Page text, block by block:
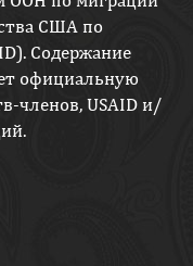
США по
Содержание
официальную
членов, USAID и/